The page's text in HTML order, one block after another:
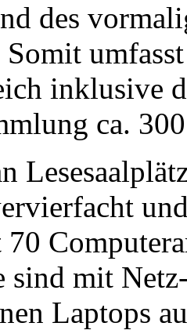
des
inklusive
ca.
sind mit
Laptops